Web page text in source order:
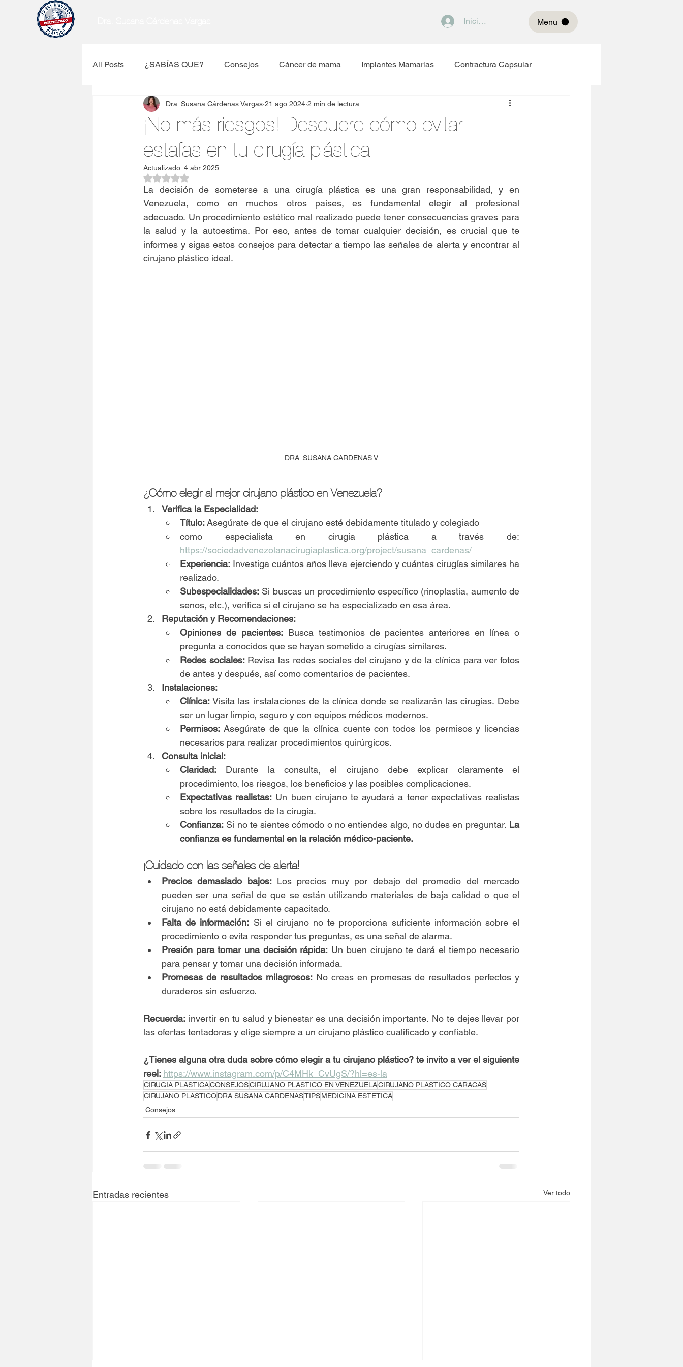
Iniciar sesión Menu
All Posts ¿SABÍAS QUE? Consejos Cáncer de mama Implantes Mamarias Contractura Capsular
Medicina Estetica Botox Reducción Mamaria Hipertrofia Mamaria
¡No más riesgos! Descubre cómo evitar
estafas en tu cirugía plástica
Dra. Susana Cárdenas Vargas 21 ago 2024 2 min de lectura
Actualizado: 4 abr 2025
Obtuvo NaN de 5 estrellas.
La decisión de someterse a una cirugía plástica es una gran responsabilidad, y en
Venezuela, como en muchos otros países, es fundamental elegir al profesional
adecuado. Un procedimiento estético mal realizado puede tener consecuencias graves para
la salud y la autoestima. Por eso, antes de tomar cualquier decisión, es crucial que te
informes y sigas estos consejos para detectar a tiempo las señales de alerta y encontrar al
cirujano plástico ideal.
DRA. SUSANA CARDENAS V
¿Cómo elegir al mejor cirujano plástico en Venezuela?
Verifica la Especialidad:
Título: Asegúrate de que el cirujano esté debidamente titulado y colegiado
https://sociedadvenezolanacirugiaplastica.org/project/susana_cardenas/
Experiencia: Investiga cuántos años lleva ejerciendo y cuántas cirugías similares ha
realizado.
Subespecialidades: Si buscas un procedimiento específico (rinoplastia, aumento de
senos, etc.), verifica si el cirujano se ha especializado en esa área.
Reputación y Recomendaciones:
Opiniones de pacientes: Busca testimonios de pacientes anteriores en línea o
pregunta a conocidos que se hayan sometido a cirugías similares.
Redes sociales: Revisa las redes sociales del cirujano y de la clínica para ver fotos
de antes y después, así como comentarios de pacientes.
Instalaciones:
Clínica: Visita las instalaciones de la clínica donde se realizarán las cirugías. Debe
ser un lugar limpio, seguro y con equipos médicos modernos.
Permisos: Asegúrate de que la clínica cuente con todos los permisos y licencias
necesarios para realizar procedimientos quirúrgicos.
Consulta inicial:
Claridad: Durante la consulta, el cirujano debe explicar claramente el
procedimiento, los riesgos, los beneficios y las posibles complicaciones.
Expectativas realistas: Un buen cirujano te ayudará a tener expectativas realistas
sobre los resultados de la cirugía.
Confianza: Si no te sientes cómodo o no entiendes algo, no dudes en preguntar. La
confianza es fundamental en la relación médico-paciente.
¡Cuidado con las señales de alerta!
Precios demasiado bajos: Los precios muy por debajo del promedio del mercado
pueden ser una señal de que se están utilizando materiales de baja calidad o que el
cirujano no está debidamente capacitado.
Falta de información: Si el cirujano no te proporciona suficiente información sobre el
procedimiento o evita responder tus preguntas, es una señal de alarma.
Presión para tomar una decisión rápida: Un buen cirujano te dará el tiempo necesario
para pensar y tomar una decisión informada.
Promesas de resultados milagrosos: No creas en promesas de resultados perfectos y
duraderos sin esfuerzo.
Recuerda: invertir en tu salud y bienestar es una decisión importante. No te dejes llevar por
las ofertas tentadoras y elige siempre a un cirujano plástico cualificado y confiable.
¿Tienes alguna otra duda sobre cómo elegir a tu cirujano plástico? te invito a ver el siguiente
reel: https://www.instagram.com/p/C4MHk_CvUgS/?hl=es-la
CIRUGIA PLASTICACONSEJOSCIRUJANO PLASTICO EN VENEZUELACIRUJANO PLASTICO CARACAS
CIRUJANO PLASTICODRA SUSANA CARDENASTIPSMEDICINA ESTETICA
Consejos
Entradas recientes Ver todo